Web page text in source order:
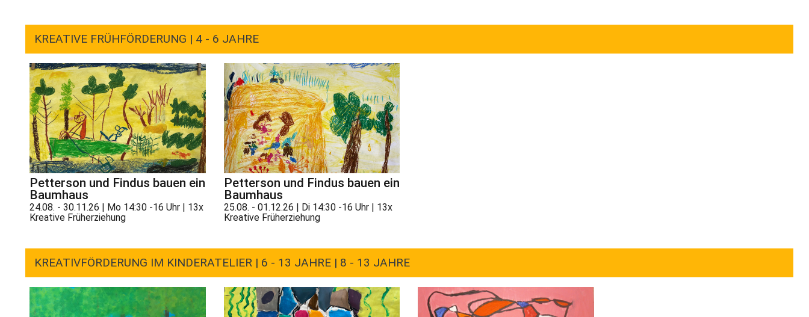
KREATIVE FRÜHFÖRDERUNG | 4 - 6 JAHRE
Petterson und Findus bauen ein
Baumhaus
24.08. - 30.11.26 | Mo 14:30 -16 Uhr | 13x
Kreative Früherziehung
Petterson und Findus bauen ein
Baumhaus
25.08. - 01.12.26 | Di 14:30 -16 Uhr | 13x
Kreative Früherziehung
KREATIVFÖRDERUNG IM KINDERATELIER | 6 - 13 JAHRE | 8 - 13 JAHRE